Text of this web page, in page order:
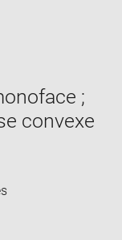
;
convexe